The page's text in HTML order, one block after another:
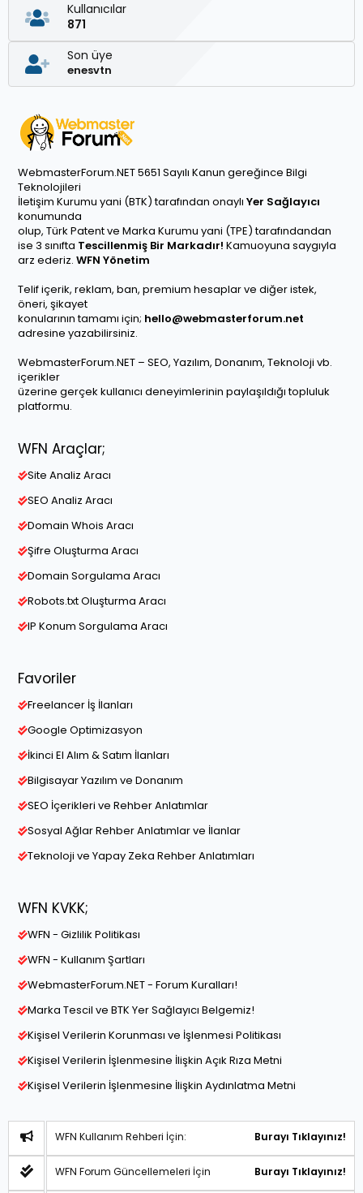
Kullanıcılar
871
Son üye
enesvtn
WebmasterForum.NET 5651 Sayılı Kanun gereğince Bilgi
Teknolojileri
İletişim Kurumu yani (BTK) tarafından onaylı Yer Sağlayıcı
konumunda
olup, Türk Patent ve Marka Kurumu yani (TPE) tarafındandan
ise 3 sınıfta Tescillenmiş Bir Markadır! Kamuoyuna saygıyla
arz ederiz. WFN Yönetim
Telif içerik, reklam, ban, premium hesaplar ve diğer istek,
öneri, şikayet
konularının tamamı için; hello@webmasterforum.net
adresine yazabilirsiniz.
WebmasterForum.NET – SEO, Yazılım, Donanım, Teknoloji vb.
içerikler
üzerine gerçek kullanıcı deneyimlerinin paylaşıldığı topluluk
platformu.
WFN Araçlar;
Site Analiz Aracı
SEO Analiz Aracı
Domain Whois Aracı
Şifre Oluşturma Aracı
Domain Sorgulama Aracı
Robots.txt Oluşturma Aracı
IP Konum Sorgulama Aracı
Favoriler
Freelancer İş İlanları
Google Optimizasyon
İkinci El Alım & Satım İlanları
Bilgisayar Yazılım ve Donanım
SEO İçerikleri ve Rehber Anlatımlar
Sosyal Ağlar Rehber Anlatımlar ve İlanlar
Teknoloji ve Yapay Zeka Rehber Anlatımları
WFN KVKK;
WFN - Gizlilik Politikası
WFN - Kullanım Şartları
WebmasterForum.NET - Forum Kuralları!
Marka Tescil ve BTK Yer Sağlayıcı Belgemiz!
Kişisel Verilerin Korunması ve İşlenmesi Politikası
Kişisel Verilerin İşlenmesine İlişkin Açık Rıza Metni
Kişisel Verilerin İşlenmesine İlişkin Aydınlatma Metni
WFN Kullanım Rehberi İçin: Burayı Tıklayınız!
WFN Forum Güncellemeleri İçin Burayı Tıklayınız!